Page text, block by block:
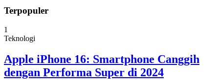
Terpopuler
1
Teknologi
Apple iPhone 16: Smartphone Canggih
dengan Performa Super di 2024